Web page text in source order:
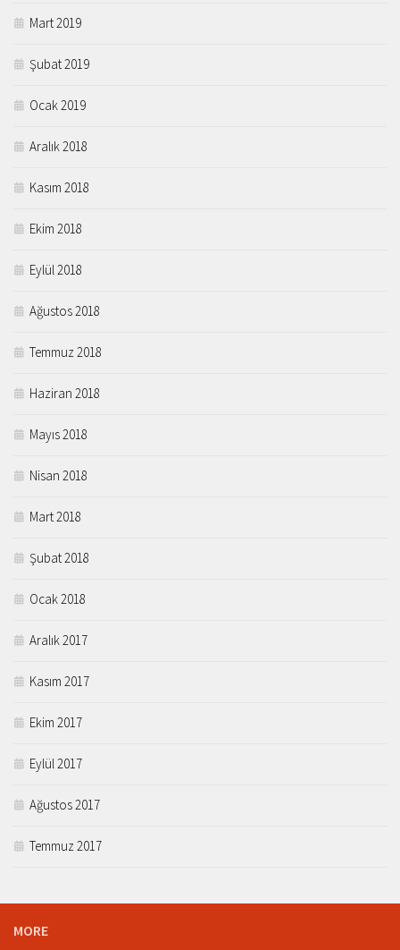
Mart 2019
Şubat 2019
Ocak 2019
Aralık 2018
Kasım 2018
Ekim 2018
Eylül 2018
Ağustos 2018
Temmuz 2018
Haziran 2018
Mayıs 2018
Nisan 2018
Mart 2018
Şubat 2018
Ocak 2018
Aralık 2017
Kasım 2017
Ekim 2017
Eylül 2017
Ağustos 2017
Temmuz 2017
MORE